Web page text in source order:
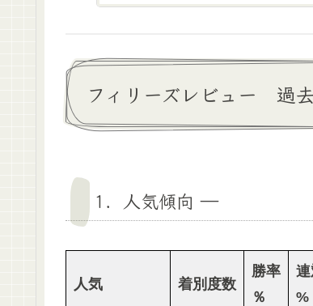
フィリーズレビュー 過
1．人気傾向 ―
人気 着別度数
勝率
％
%